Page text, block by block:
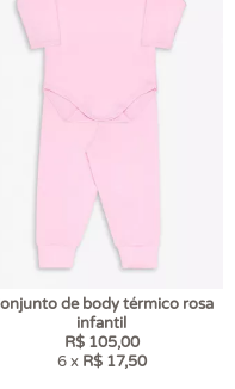
de body térmico rosa
infantil
R$ 105,00
6 x R$ 17,50